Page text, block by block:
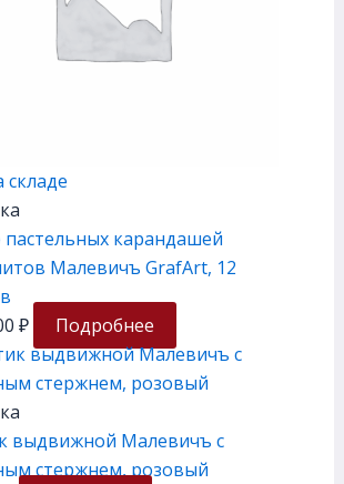
складе
карандашей
Малевичъ GrafArt, 12
₽ Подробнее
выдвижной Малевичъ с
стержнем, розовый